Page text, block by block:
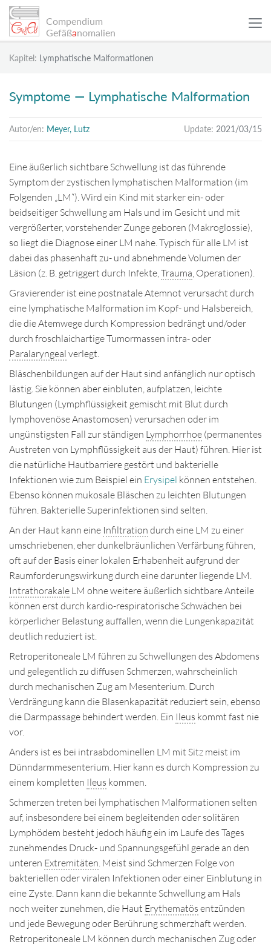
Compendium
Gefäßanomalien
SUCHE
Sitemap
Datenschutz
Disclaimer
Impressum
Kontakt
Symptome — Lymphatische Malformation
Kapitel: Lymphatische Malformationen
Update: 2021/03/15
Autor/en: Meyer, Lutz
Eine äußerlich sichtbare Schwellung ist das führende
Symptom der zystischen lymphatischen Malformation (im
Folgenden „LM“). Wird ein Kind mit starker ein- oder
beidseitiger Schwellung am Hals und im Gesicht und mit
vergrößerter, vorstehender Zunge geboren (Makroglossie),
so liegt die Diagnose einer LM nahe. Typisch für alle LM ist
dabei das phasenhaft zu- und abnehmende Volumen der
Läsion (z. B. getriggert durch Infekte,Trauma, Operationen).
Gravierender ist eine postnatale Atemnot verursacht durch
eine lymphatische Malformation im Kopf- und Halsbereich,
die die Atemwege durch Kompression bedrängt und/oder
durch froschlaichartige Tumormassen intra- oder
Paralaryngeal verlegt.
Bläschenbildungen auf der Haut sind anfänglich nur optisch
lästig. Sie können aber einbluten, aufplatzen, leichte
Blutungen (Lymphflüssigkeit gemischt mit Blut durch
lymphovenöse Anastomosen) verursachen oder im
ungünstigsten Fall zur ständigen Lymphorrhoe (permanentes
Austreten von Lymphflüssigkeit aus der Haut) führen. Hier ist
die natürliche Hautbarriere gestört und bakterielle
Infektionen wie zum Beispiel ein Erysipel können entstehen.
Ebenso können mukosale Bläschen zu leichten Blutungen
führen. Bakterielle Superinfektionen sind selten.
An der Haut kann eine Infiltration durch eine LM zu einer
umschriebenen, eher dunkelbräunlichen Verfärbung führen,
oft auf der Basis einer lokalen Erhabenheit aufgrund der
Raumforderungswirkung durch eine darunter liegende LM.
Intrathorakale LM ohne weitere äußerlich sichtbare Anteile
können erst durch kardio-respiratorische Schwächen bei
körperlicher Belastung auffallen, wenn die Lungenkapazität
deutlich reduziert ist.
Retroperitoneale LM führen zu Schwellungen des Abdomens
und gelegentlich zu diffusen Schmerzen, wahrscheinlich
durch mechanischen Zug am Mesenterium. Durch
Verdrängung kann die Blasenkapazität reduziert sein, ebenso
die Darmpassage behindert werden. Ein Ileus kommt fast nie
vor.
Anders ist es bei intraabdominellen LM mit Sitz meist im
Dünndarmmesenterium. Hier kann es durch Kompression zu
einem kompletten Ileus kommen.
Schmerzen treten bei lymphatischen Malformationen selten
auf, insbesondere bei einem begleitenden oder solitären
Lymphödem besteht jedoch häufig ein im Laufe des Tages
zunehmendes Druck- und Spannungsgefühl gerade an den
unteren Extremitäten. Meist sind Schmerzen Folge von
bakteriellen oder viralen Infektionen oder einer Einblutung in
eine Zyste. Dann kann die bekannte Schwellung am Hals
noch weiter zunehmen, die Haut Erythematös entzünden
und jede Bewegung oder Berührung schmerzhaft werden.
Retroperitoneale LM können durch mechanischen Zug oder